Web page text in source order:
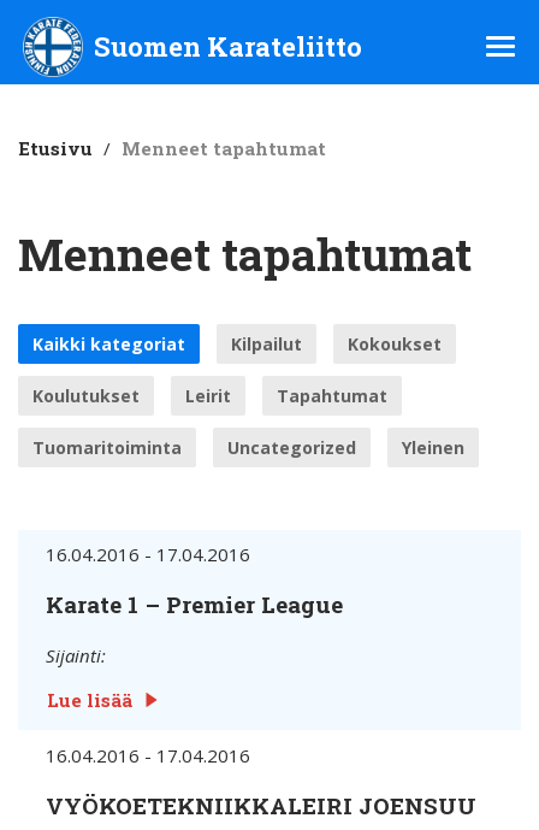
Suomen Karateliitto ry
Suomen Karateliitto
Etusivu / Menneet tapahtumat
Menneet tapahtumat
Kaikki kategoriat Kilpailut Kokoukset
Koulutukset Leirit Tapahtumat
Tuomaritoiminta Uncategorized Yleinen
16.04.2016 - 17.04.2016
Karate 1 – Premier League
Sijainti:
Lue lisää
16.04.2016 - 17.04.2016
VYÖKOETEKNIIKKALEIRI JOENSUU